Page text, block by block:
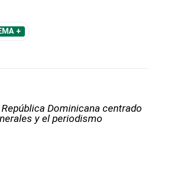
+
Dominicana centrado
y el periodismo